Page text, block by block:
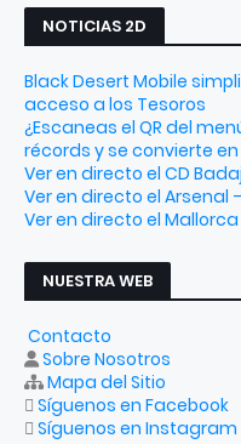
NOTICIAS 2D
Black Desert Mobile
acceso a los Tesoros
¿Escaneas el QR del
récords y se convierte
Ver en directo el CD
Ver en directo el Arsenal
Ver en directo el
NUESTRA WEB
Contacto
Sobre Nosotros
Mapa del Sitio
Síguenos en Facebook
Síguenos en Instagram